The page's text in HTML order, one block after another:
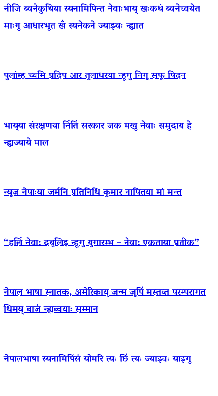
नीजि ब्वनेकुथिया स्यनामिपिन्त नेवाःभाय् खःकथं ब्वनेच्वयेत
माःगु आधारभूत खँ स्यनेकने ज्याझ्वः न्ह्यात
पुलांम्ह च्वमि प्रदिप आर तुलाधरया न्हूगु निगू सफू पिदन
भाय्‌या संरक्षणया निंतिं सरकार जक मखु नेवाः समुदाय हे
न्ह्यज्याये माल
न्यूज नेपाःया जर्मनि प्रतिनिधि कुमार नापितया मां मन्त
“हलिं नेवा: दबुलिइ न्हूगु युगारम्भ – नेवा: एकताया प्रतीक”
नेपाल भाषा स्नातक, अमेरिकाय् जन्म जूपिं मस्तय्त परम्परागत
धिमय् बाजं न्ह्यब्वयाः सम्मान
नेपालभाषा स्यनामिपिंसं योमरि त्यः छिं त्यः ज्याझ्वः याइगु